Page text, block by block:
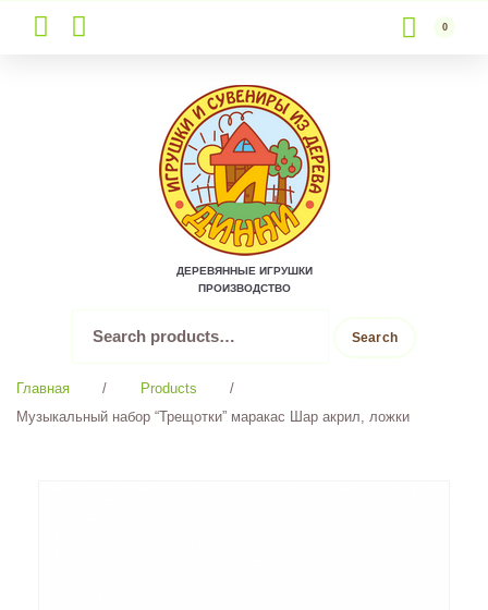
to
content
0
ДЕРЕВЯННЫЕ ИГРУШКИ
ПРОИЗВОДСТВО
for:
Search
Главная / Products
/
Музыкальный набор “Трещотки” маракас Шар акрил, ложки